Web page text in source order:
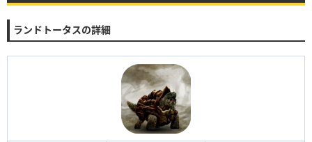
ランドトータスの詳細